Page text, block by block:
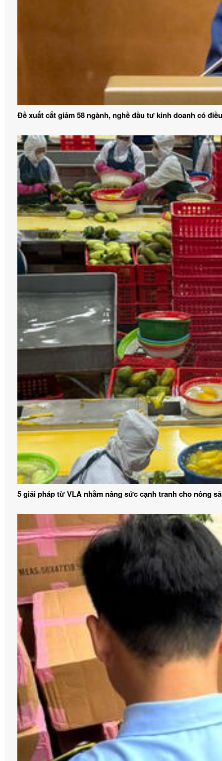
Đề xuất cắt giảm 58 ngành, nghề đầu tư kinh doanh có
5 giải pháp từ VLA nhằm nâng sức cạnh tranh cho nông